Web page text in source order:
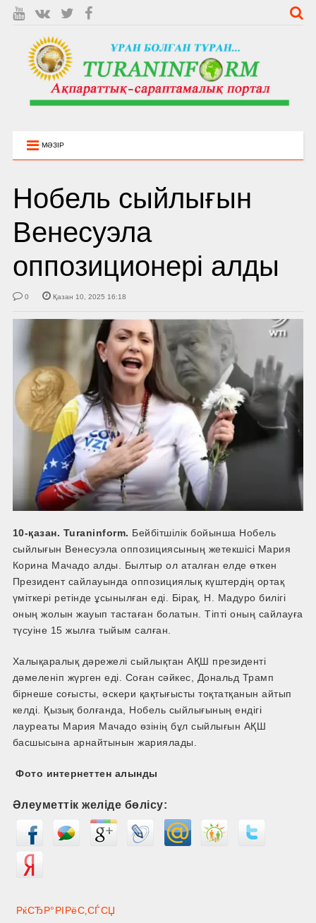
МӘЗІР
Нобель сыйлығын
Венесуэла
оппозиционері алды
0 Қазан 10, 2025 16:18
10-қазан. Turaninform. Бейбітшілік бойынша Нобель
сыйлығын Венесуэла оппозициясының жетекшісі Мария
Корина Мачадо алды. Былтыр ол аталған елде өткен
Президент сайлауында оппозициялық күштердің ортақ
үміткері ретінде ұсынылған еді. Бірақ, Н. Мадуро билігі
оның жолын жауып тастаған болатын. Тіпті оның сайлауға
түсуіне 15 жылға тыйым салған.
Халықаралық дәрежелі сыйлықтан АҚШ президенті
дәмеленіп жүрген еді. Соған сәйкес, Дональд Трамп
бірнеше соғысты, әскери қақтығысты тоқтатқанын айтып
келді. Қызық болғанда, Нобель сыйлығының ендігі
лауреаты Мария Мачадо өзінің бұл сыйлығын АҚШ
басшысына арнайтынын жариялады.
Фото интернеттен алынды
Әлеуметтік желіде бөлісу:
РќСЂР°РІРёС‚СЃСЏ